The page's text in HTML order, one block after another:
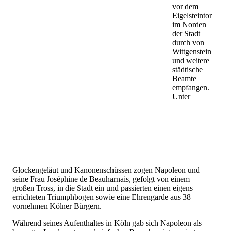
vor dem
Eigelsteintor
im Norden
der Stadt
durch von
Wittgenstein
und weitere
städtische
Beamte
empfangen.
Unter
Glockengeläut und Kanonenschüssen zogen Napoleon und
seine Frau Joséphine de Beauharnais, gefolgt von einem
großen Tross, in die Stadt ein und passierten einen eigens
errichteten Triumphbogen sowie eine Ehrengarde aus 38
vornehmen Kölner Bürgern.
Während seines Aufenthaltes in Köln gab sich Napoleon als